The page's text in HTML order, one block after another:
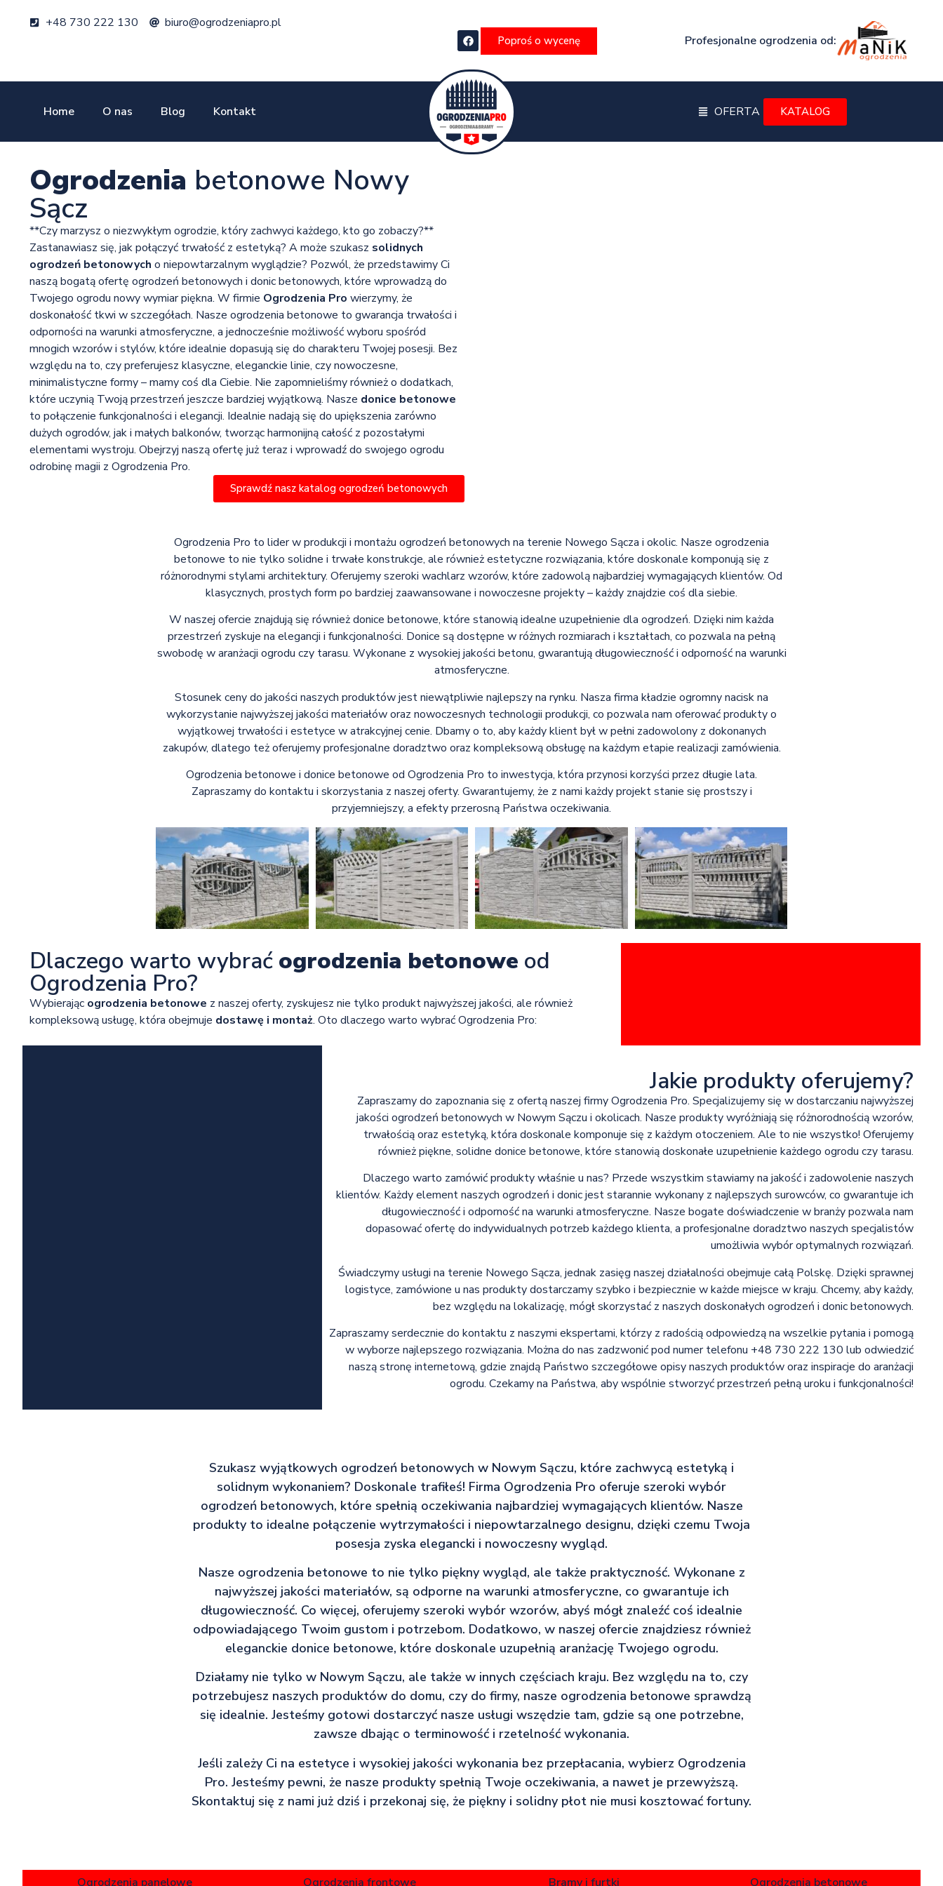
+48 730 222 130 biuro@ogrodzeniapro.pl
Poproś o wycenę Profesjonalne ogrodzenia od:
Home O nas Blog Kontakt OFERTA KATALOG
Ogrodzenia betonowe Nowy
Sącz
**Czy marzysz o niezwykłym ogrodzie, który zachwyci każdego, kto go zobaczy?**
Zastanawiasz się, jak połączyć trwałość z estetyką? A może szukasz solidnych
ogrodzeń betonowych o niepowtarzalnym wyglądzie? Pozwól, że przedstawimy Ci
naszą bogatą ofertę ogrodzeń betonowych i donic betonowych, które wprowadzą do
Twojego ogrodu nowy wymiar piękna. W firmie Ogrodzenia Pro wierzymy, że
doskonałość tkwi w szczegółach. Nasze ogrodzenia betonowe to gwarancja trwałości i
odporności na warunki atmosferyczne, a jednocześnie możliwość wyboru spośród
mnogich wzorów i stylów, które idealnie dopasują się do charakteru Twojej posesji. Bez
względu na to, czy preferujesz klasyczne, eleganckie linie, czy nowoczesne,
minimalistyczne formy – mamy coś dla Ciebie. Nie zapomnieliśmy również o dodatkach,
które uczynią Twoją przestrzeń jeszcze bardziej wyjątkową. Nasze donice betonowe
to połączenie funkcjonalności i elegancji. Idealnie nadają się do upiększenia zarówno
dużych ogrodów, jak i małych balkonów, tworząc harmonijną całość z pozostałymi
elementami wystroju. Obejrzyj naszą ofertę już teraz i wprowadź do swojego ogrodu
odrobinę magii z Ogrodzenia Pro.
Sprawdź nasz katalog ogrodzeń betonowych
Ogrodzenia Pro to lider w produkcji i montażu ogrodzeń betonowych na terenie Nowego Sącza i okolic. Nasze ogrodzenia
betonowe to nie tylko solidne i trwałe konstrukcje, ale również estetyczne rozwiązania, które doskonale komponują się z
różnorodnymi stylami architektury. Oferujemy szeroki wachlarz wzorów, które zadowolą najbardziej wymagających klientów. Od
klasycznych, prostych form po bardziej zaawansowane i nowoczesne projekty – każdy znajdzie coś dla siebie.
W naszej ofercie znajdują się również donice betonowe, które stanowią idealne uzupełnienie dla ogrodzeń. Dzięki nim każda
przestrzeń zyskuje na elegancji i funkcjonalności. Donice są dostępne w różnych rozmiarach i kształtach, co pozwala na pełną
swobodę w aranżacji ogrodu czy tarasu. Wykonane z wysokiej jakości betonu, gwarantują długowieczność i odporność na warunki
atmosferyczne.
Stosunek ceny do jakości naszych produktów jest niewątpliwie najlepszy na rynku. Nasza firma kładzie ogromny nacisk na
wykorzystanie najwyższej jakości materiałów oraz nowoczesnych technologii produkcji, co pozwala nam oferować produkty o
wyjątkowej trwałości i estetyce w atrakcyjnej cenie. Dbamy o to, aby każdy klient był w pełni zadowolony z dokonanych
zakupów, dlatego też oferujemy profesjonalne doradztwo oraz kompleksową obsługę na każdym etapie realizacji zamówienia.
Ogrodzenia betonowe i donice betonowe od Ogrodzenia Pro to inwestycja, która przynosi korzyści przez długie lata.
Zapraszamy do kontaktu i skorzystania z naszej oferty. Gwarantujemy, że z nami każdy projekt stanie się prostszy i
przyjemniejszy, a efekty przerosną Państwa oczekiwania.
Dlaczego warto wybrać ogrodzenia betonowe od
Ogrodzenia Pro?
Wybierając ogrodzenia betonowe z naszej oferty, zyskujesz nie tylko produkt najwyższej jakości, ale również
kompleksową usługę, która obejmuje dostawę i montaż. Oto dlaczego warto wybrać Ogrodzenia Pro:
Jakie produkty oferujemy?
Zapraszamy do zapoznania się z ofertą naszej firmy Ogrodzenia Pro. Specjalizujemy się w dostarczaniu najwyższej
jakości ogrodzeń betonowych w Nowym Sączu i okolicach. Nasze produkty wyróżniają się różnorodnością wzorów,
trwałością oraz estetyką, która doskonale komponuje się z każdym otoczeniem. Ale to nie wszystko! Oferujemy
również piękne, solidne donice betonowe, które stanowią doskonałe uzupełnienie każdego ogrodu czy tarasu.
Dlaczego warto zamówić produkty właśnie u nas? Przede wszystkim stawiamy na jakość i zadowolenie naszych
klientów. Każdy element naszych ogrodzeń i donic jest starannie wykonany z najlepszych surowców, co gwarantuje ich
długowieczność i odporność na warunki atmosferyczne. Nasze bogate doświadczenie w branży pozwala nam
dopasować ofertę do indywidualnych potrzeb każdego klienta, a profesjonalne doradztwo naszych specjalistów
umożliwia wybór optymalnych rozwiązań.
Świadczymy usługi na terenie Nowego Sącza, jednak zasięg naszej działalności obejmuje całą Polskę. Dzięki sprawnej
logistyce, zamówione u nas produkty dostarczamy szybko i bezpiecznie w każde miejsce w kraju. Chcemy, aby każdy,
bez względu na lokalizację, mógł skorzystać z naszych doskonałych ogrodzeń i donic betonowych.
Zapraszamy serdecznie do kontaktu z naszymi ekspertami, którzy z radością odpowiedzą na wszelkie pytania i pomogą
w wyborze najlepszego rozwiązania. Można do nas zadzwonić pod numer telefonu +48 730 222 130 lub odwiedzić
naszą stronę internetową, gdzie znajdą Państwo szczegółowe opisy naszych produktów oraz inspiracje do aranżacji
ogrodu. Czekamy na Państwa, aby wspólnie stworzyć przestrzeń pełną uroku i funkcjonalności!
Szukasz wyjątkowych ogrodzeń betonowych w Nowym Sączu, które zachwycą estetyką i
solidnym wykonaniem? Doskonale trafiłeś! Firma Ogrodzenia Pro oferuje szeroki wybór
ogrodzeń betonowych, które spełnią oczekiwania najbardziej wymagających klientów. Nasze
produkty to idealne połączenie wytrzymałości i niepowtarzalnego designu, dzięki czemu Twoja
posesja zyska elegancki i nowoczesny wygląd.
Nasze ogrodzenia betonowe to nie tylko piękny wygląd, ale także praktyczność. Wykonane z
najwyższej jakości materiałów, są odporne na warunki atmosferyczne, co gwarantuje ich
długowieczność. Co więcej, oferujemy szeroki wybór wzorów, abyś mógł znaleźć coś idealnie
odpowiadającego Twoim gustom i potrzebom. Dodatkowo, w naszej ofercie znajdziesz również
eleganckie donice betonowe, które doskonale uzupełnią aranżację Twojego ogrodu.
Działamy nie tylko w Nowym Sączu, ale także w innych częściach kraju. Bez względu na to, czy
potrzebujesz naszych produktów do domu, czy do firmy, nasze ogrodzenia betonowe sprawdzą
się idealnie. Jesteśmy gotowi dostarczyć nasze usługi wszędzie tam, gdzie są one potrzebne,
zawsze dbając o terminowość i rzetelność wykonania.
Jeśli zależy Ci na estetyce i wysokiej jakości wykonania bez przepłacania, wybierz Ogrodzenia
Pro. Jesteśmy pewni, że nasze produkty spełnią Twoje oczekiwania, a nawet je przewyższą.
Skontaktuj się z nami już dziś i przekonaj się, że piękny i solidny płot nie musi kosztować fortuny.
Ogrodzenia panelowe Ogrodzenia frontowe Bramy i furtki Ogrodzenia betonowe